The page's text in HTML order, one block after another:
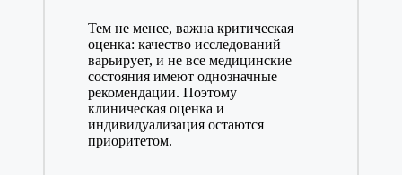
Тем не менее, важна критическая
оценка: качество исследований
варьирует, и не все медицинские
состояния имеют однозначные
рекомендации. Поэтому
клиническая оценка и
индивидуализация остаются
приоритетом.